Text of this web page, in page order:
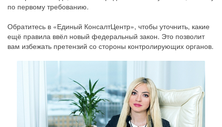
по первому требованию.
Обратитесь в «Единый КонсалтЦентр», чтобы уточнить, какие
ещё правила ввёл новый федеральный закон. Это позволит
вам избежать претензий со стороны контролирующих органов.